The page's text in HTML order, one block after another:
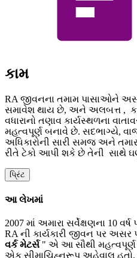
કામ
RA જીવનના તમામ પાસાઓને
સમાવેશ થાય છે, અને અલબત્ત ,
વધારાનો તણાવ કાર્યસ્થળના
મહત્વપૂર્ણ બનાવે છે. સદભાગ્યે,
અધિકારોની સારી સમજ અને
રીતે ટેકો આપી શકે છે તેની સાથે
પ્રિંટ
આ લેખમાં
2007 માં અમારા સર્વેક્ષણના 10
RA ની કાર્યકારી જીવન પર
વર્ક મેટર્સ" એ આ સૌથી મહત્વપૂર્ણ
એક સીમાચિહ્નરૂપ અહેવાલ હતો.